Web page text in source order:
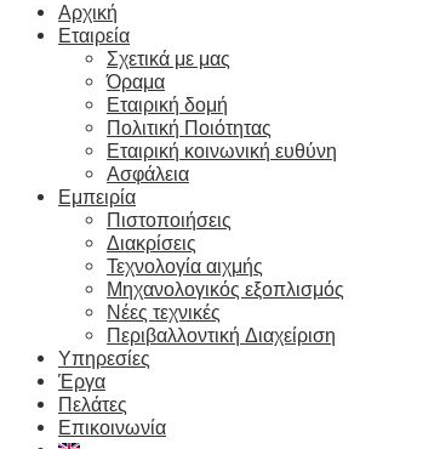
Αρχική
Εταιρεία
Σχετικά με μας
Όραμα
Εταιρική δομή
Πολιτική Ποιότητας
Εταιρική κοινωνική ευθύνη
Ασφάλεια
Εμπειρία
Πιστοποιήσεις
Διακρίσεις
Τεχνολογία αιχμής
Μηχανολογικός εξοπλισμός
Νέες τεχνικές
Περιβαλλοντική Διαχείριση
Υπηρεσίες
Έργα
Πελάτες
Επικοινωνία